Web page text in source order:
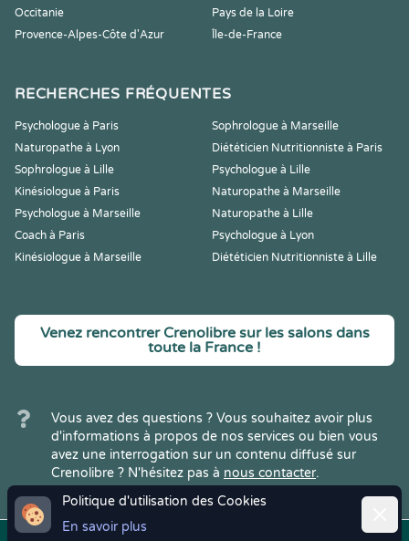
Politique d'utilisation des Cookies
En savoir plus
Occitanie
Pays de la Loire
Provence-Alpes-Côte d'Azur
Île-de-France
RECHERCHES FRÉQUENTES
Psychologue à Paris
Sophrologue à Marseille
Naturopathe à Lyon
Diététicien Nutritionniste à Paris
Sophrologue à Lille
Psychologue à Lille
Kinésiologue à Paris
Naturopathe à Marseille
Psychologue à Marseille
Naturopathe à Lille
Coach à Paris
Psychologue à Lyon
Kinésiologue à Marseille
Diététicien Nutritionniste à Lille
Venez rencontrer Crenolibre sur les salons dans
toute la France !
Vous avez des questions ? Vous souhaitez avoir plus
d'informations à propos de nos services ou bien vous
avez une interrogation sur un contenu diffusé sur
Crenolibre ? N'hésitez pas à nous contacter.